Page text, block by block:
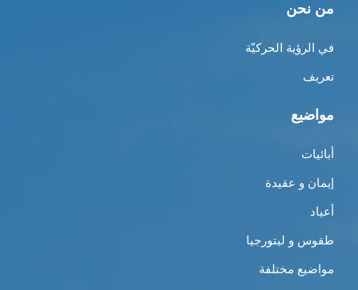
من نحن
في الرؤية الحركيّة
تعريف
مواضيع
أبائيات
إيمان و عقيدة
أعياد
طقوس و ليتورجيا
مواضيع مختلفة